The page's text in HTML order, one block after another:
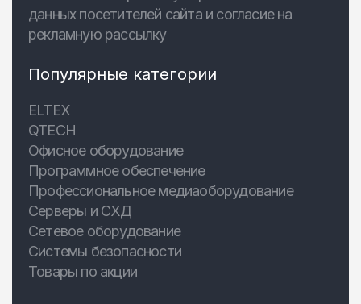
данных посетителей сайта и согласие на
рекламную рассылку
Популярные категории
ELTEX
QTECH
Офисное оборудование
Программное обеспечение
Профессиональное медиаоборудование
Серверы и СХД
Сетевое оборудование
Системы безопасности
Товары по акции